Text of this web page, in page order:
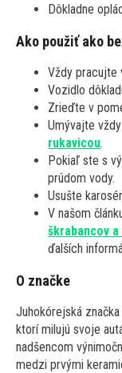
Dôkladne
Ako použiť ako
Vždy pracujte
Vozidlo
Zrieďte v
Umývajte
rukavicou.
Pokiaľ ste s
prúdom vody.
Usušte
V našom
škrabancov
ďalších
O značke
Juhokórejská
ktorí milujú svoje
nadšencom
medzi prvými